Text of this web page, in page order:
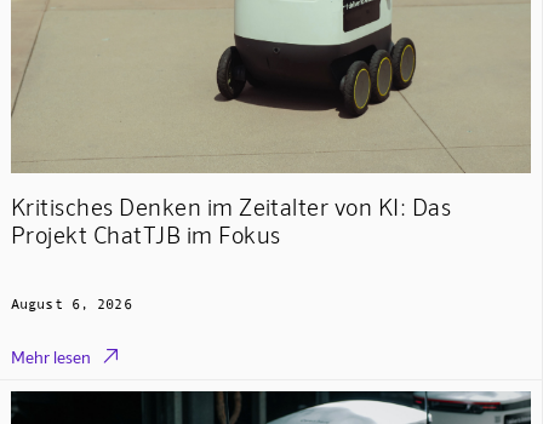
Kritisches Denken im Zeitalter von KI: Das
Projekt ChatTJB im Fokus
August 6, 2026
Mehr lesen 